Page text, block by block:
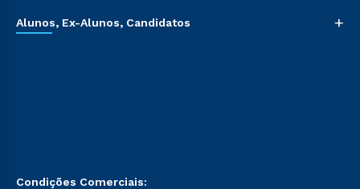
Alunos, Ex-Alunos, Candidatos +
Condições Comerciais: